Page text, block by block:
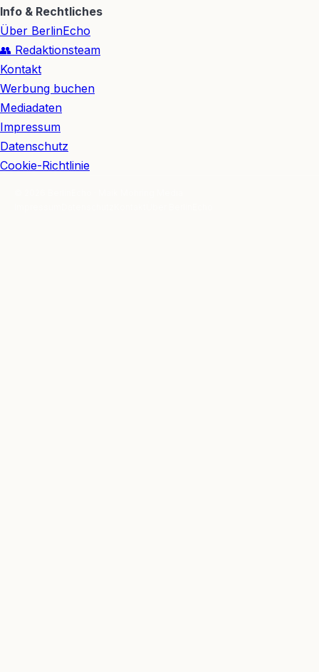
Info & Rechtliches
Über BerlinEcho
👥 Redaktionsteam
Kontakt
Werbung buchen
Mediadaten
Impressum
Datenschutz
Cookie-Richtlinie